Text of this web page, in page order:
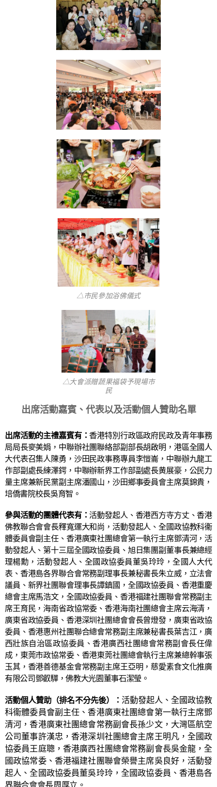
△市民參加浴佛儀式
△大會派贈蔬果福袋予現場市
民
出席活動嘉賓、代表以及活動個人贊助名單
出席活動的主禮嘉賓有：香港特別行政區政府民政及青年事務
局局長麥美娟，中聯辦社團聯絡部副部長胡啟明，港區全國人
大代表召集人陳勇，沙田民政事務專員李愷崙，中聯辦九龍工
作部副處長練澤鍔，中聯辦新界工作部副處長黄展豪，公民力
量主席兼新民黨副主席潘國山，沙田鄉事委員會主席莫錦貴，
培僑書院校長吳育智。
參與活動的團體代表有：活動發起人、香港西方寺方丈、香港
佛教聯合會會長釋寬運大和尚，活動發起人、全國政協教科衞
體委員會副主任、香港廣東社團總會第一執行主席鄧清河，活
動發起人、第十三屆全國政協委員、旭日集團副董事長兼總經
理楊勳，活動發起人、全國政協委員董吳玲玲，全國人大代
表、香港島各界聯合會常務副理事長兼秘書長朱立威，立法會
議員、新界社團聯會理事長譚鎮國，全國政協委員、香港重慶
總會主席馬浩文，全國政協委員、香港福建社團聯會常務副主
席王育民，海南省政協常委、香港海南社團總會主席云海清，
廣東省政協委員、香港深圳社團總會會長曾燈發，廣東省政協
委員、香港惠州社團聯合總會常務副主席兼秘書長葉吉江，廣
西壯族自治區政協委員、香港廣西社團總會常務副會長任偉
成，東莞市政協常委、香港東莞社團總會執行主席兼總幹事張
玉其，香港善德基金會常務副主席王亞明，慈愛素食文化推廣
有限公司鄧叡驊，佛教大光園董事石潔瑩。
活動個人贊助（排名不分先後）： 活動發起人、全國政協教
科衞體委員會副主任、香港廣東社團總會第一執行主席鄧
清河，香港廣東社團總會常務副會長孫少文，大灣區航空
公司董事許漢忠，香港深圳社團總會主席王明凡，全國政
協委員王庭聰，香港廣西社團總會常務副會長吳金龍，全
國政協常委、香港福建社團聯會榮譽主席吳良好，活動發
起人、全國政協委員董吳玲玲，全國政協委員、香港島各